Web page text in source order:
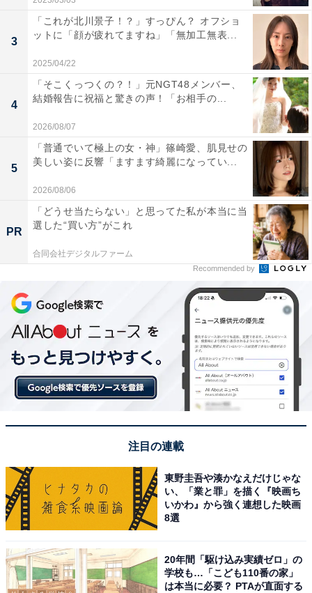
3
「これが北川景子！？」すっぴん？ オフショ
ットに「顔が疲れてますね」「無加工無表...
2025/04/22
4
「そこくっつくの？！」元NGT48メンバー、
結婚報告に祝福と驚きの声！「お相手の...
2026/08/07
5
「普通でいて極上の女・神」篠崎愛、肌見せの
美しい姿に反響「ますます綺麗になってい...
2026/08/06
PR
「どうせ当たらない」と思ってた私が本当に当
選した“買い方”がこれ
合同会社デジタルファーム
Recommended by
注目の連載
東野圭吾や湊かなえだけじゃな
い、「業と罪」を描く『映画ち
いかわ』から強く連想した映画
8選
20年間「駆け込み実績ゼロ」の
学校も…「こども110番の家」
は本当に必要？ PTAが直面する